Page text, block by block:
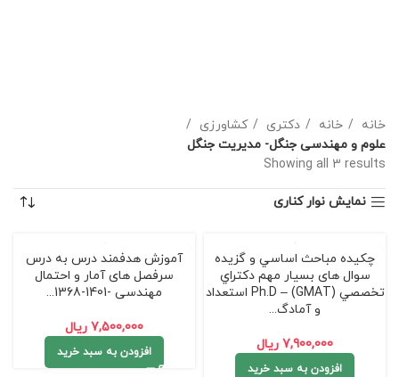
خانه خانه دکتری
کشاورزی
علوم و مهندسی جنگل- مدیریت جنگل
Showing all 3 results
نمایش نوار کناری
چکیده مباحث اساسي و گزیده
سوال های بسیار مهم دكتراي
تخصصي Ph.D – (GMAT) استعداد
و آمادگ...
7,900,000 ریال
افزودن به سبد خرید
آموزش هدفمند درس به درس
سرفصل های آمار و احتمال
مهندسی -1401-1368...
7,500,000 ریال
افزودن به سبد خرید